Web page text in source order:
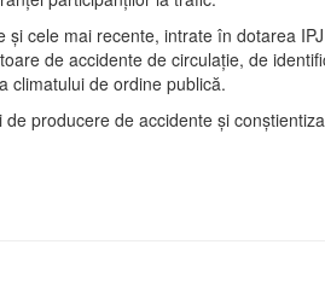
cele mai recente, intrate în dotarea
de accidente de circulaţie, de
climatului de ordine publică.
producere de accidente şi